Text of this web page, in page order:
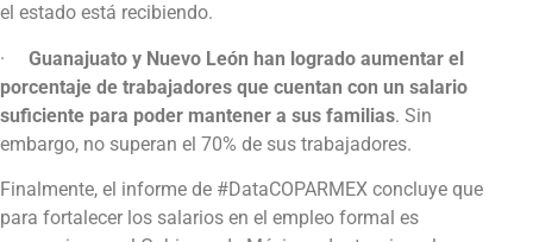
el estado está recibiendo.
· Guanajuato y Nuevo León han logrado aumentar el
porcentaje de trabajadores que cuentan con un salario
suficiente para poder mantener a sus familias. Sin
embargo, no superan el 70% de sus trabajadores.
Finalmente, el informe de #DataCOPARMEX concluye que
para fortalecer los salarios en el empleo formal es